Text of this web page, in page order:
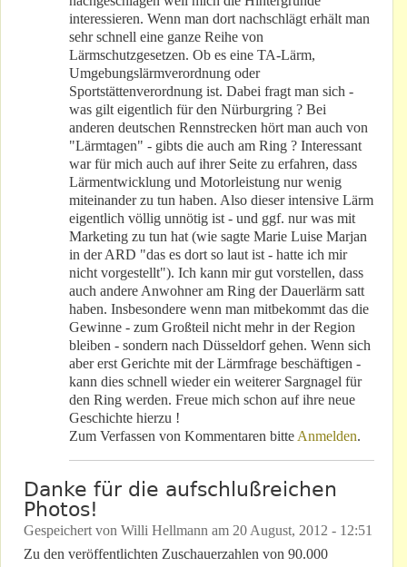
interessieren. Wenn man dort nachschlägt erhält man
sehr schnell eine ganze Reihe von
Lärmschutzgesetzen. Ob es eine TA-Lärm,
Umgebungslärmverordnung oder
Sportstättenverordnung ist. Dabei fragt man sich -
was gilt eigentlich für den Nürburgring ? Bei
anderen deutschen Rennstrecken hört man auch von
"Lärmtagen" - gibts die auch am Ring ? Interessant
war für mich auch auf ihrer Seite zu erfahren, dass
Lärmentwicklung und Motorleistung nur wenig
miteinander zu tun haben. Also dieser intensive Lärm
eigentlich völlig unnötig ist - und ggf. nur was mit
Marketing zu tun hat (wie sagte Marie Luise Marjan
in der ARD "das es dort so laut ist - hatte ich mir
nicht vorgestellt"). Ich kann mir gut vorstellen, dass
auch andere Anwohner am Ring der Dauerlärm satt
haben. Insbesondere wenn man mitbekommt das die
Gewinne - zum Großteil nicht mehr in der Region
bleiben - sondern nach Düsseldorf gehen. Wenn sich
aber erst Gerichte mit der Lärmfrage beschäftigen -
kann dies schnell wieder ein weiterer Sargnagel für
den Ring werden. Freue mich schon auf ihre neue
Geschichte hierzu !
Zum Verfassen von Kommentaren bitte Anmelden.
Danke für die aufschlußreichen
Photos!
Gespeichert von Willi Hellmann am 20 August, 2012 - 12:51
Zu den veröffentlichten Zuschauerzahlen von 90.000